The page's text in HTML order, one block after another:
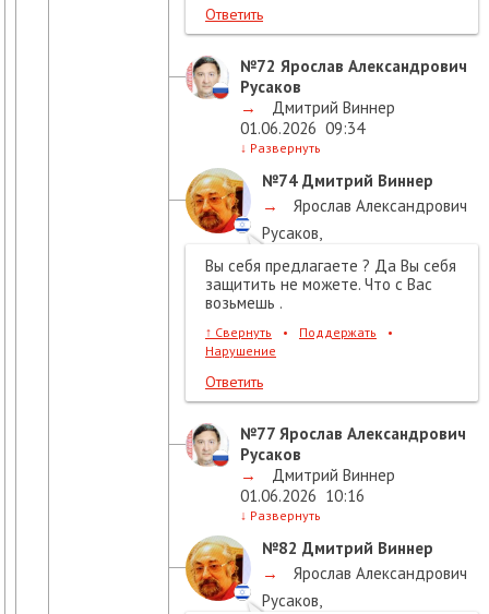
Ответить
№72 Ярослав Александрович
Русаков
→
Дмитрий Виннер
01.06.2026 09:34
↓ Развернуть
№74 Дмитрий Виннер
→
Ярослав Александрович
Русаков,
01.06.2026 09:57
Вы себя предлагаете ? Да Вы себя
защитить не можете. Что с Вас
возьмешь .
↑ Свернуть • Поддержать
•
Нарушение
Ответить
№77 Ярослав Александрович
Русаков
→
Дмитрий Виннер
01.06.2026 10:16
↓ Развернуть
№82 Дмитрий Виннер
→
Ярослав Александрович
Русаков,